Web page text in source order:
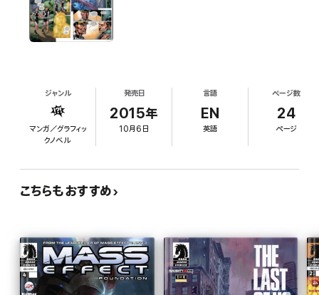
ジャンル
マンガ／グラフィッ
クノベル
発売日
2015年
10月6日
言語
EN
英語
ページ数
24
ページ
こちらもおすすめ